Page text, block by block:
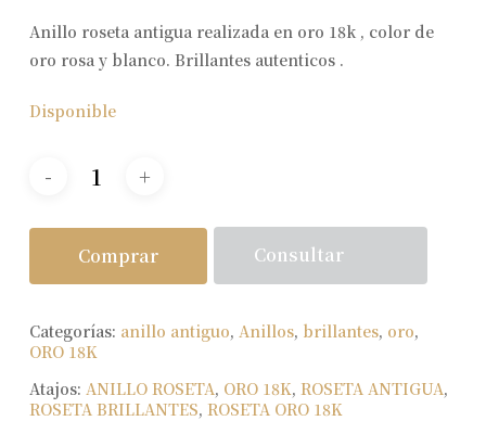
Anillo roseta antigua realizada en oro 18k , color de
oro rosa y blanco. Brillantes autenticos .
Disponible
Comprar Consultar
Categorías: anillo antiguo, Anillos, brillantes, oro,
ORO 18K
Atajos: ANILLO ROSETA, ORO 18K, ROSETA ANTIGUA,
ROSETA BRILLANTES, ROSETA ORO 18K